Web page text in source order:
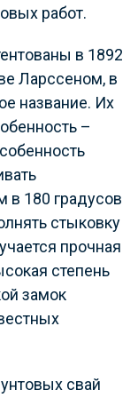
работ.
в 1892
Ларссеном, в
название. Их
–
в 180 градусов
стыковку
прочная
степень
замок
свай